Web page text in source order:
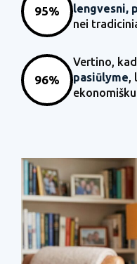
95%
lengvesni,
nei
96%
Vertino,
pasiūlyme,